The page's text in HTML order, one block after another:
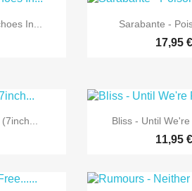
In... 
Sarabante -
17,95 €

Bliss - Until We're
11,95 €